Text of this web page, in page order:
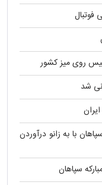
فوتبال
روی میز کشور
شد
با به زانو درآوردن
سپاهان